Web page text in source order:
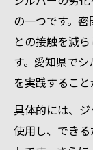
シル
の一つです。
との接触を減
す。愛知県で
を実践すること
具体的には、
使用し、でき